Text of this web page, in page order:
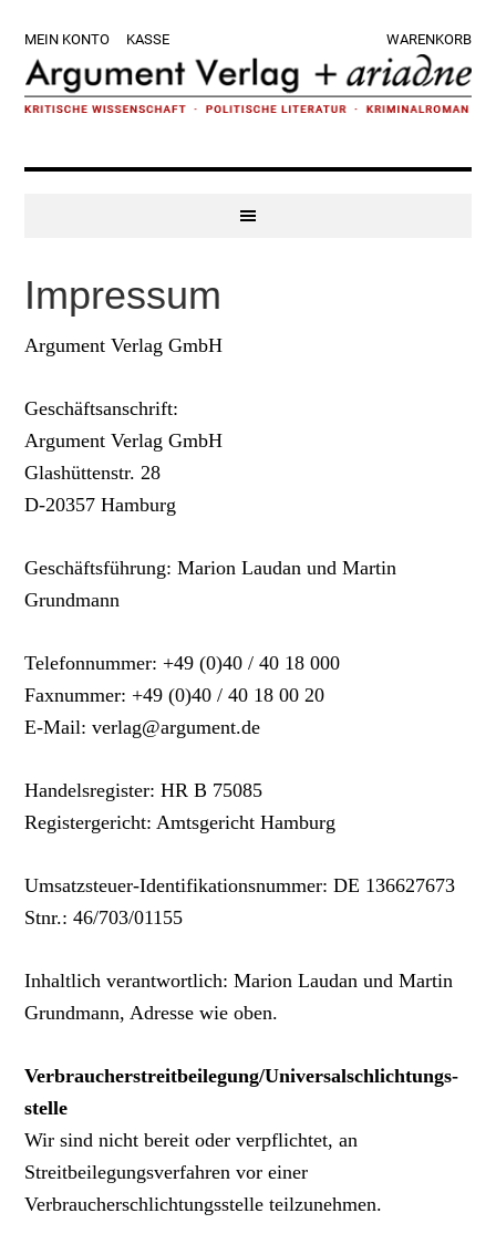
Hauptnavigation
springen
main
content
Hauptsidebar
springen
Fußzeile
springen
MEIN KONTO KASSE WARENKORB
Impressum
Argument Verlag GmbH
Geschäftsanschrift:
Argument Verlag GmbH
Glashüttenstr. 28
D-20357 Hamburg
Geschäftsführung: Marion Laudan und Martin
Grundmann
Telefonnummer: +49 (0)40 / 40 18 000
Faxnummer: +49 (0)40 / 40 18 00 20
E-Mail: verlag@argument.de
Handelsregister: HR B 75085
Registergericht: Amtsgericht Hamburg
Umsatzsteuer-Identifikationsnummer: DE 136627673
Stnr.: 46/703/01155
Inhaltlich verantwortlich: Marion Laudan und Martin
Grundmann, Adresse wie oben.
Verbraucher­streit­beilegung/Universal­schlichtungs­
stelle
Wir sind nicht bereit oder verpflichtet, an
Streitbeilegungsverfahren vor einer
Verbraucherschlichtungsstelle teilzunehmen.